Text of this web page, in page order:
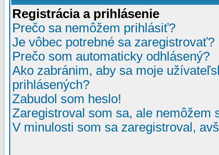
Registrácia a prihlásenie
Prečo sa nemôžem prihlásiť?
Je vôbec potrebné sa zaregistrovať?
Prečo som automaticky odhlásený?
Ako zabránim, aby sa moje
prihlásených?
Zabudol som heslo!
Zaregistroval som sa, ale nemôžem
V minulosti som sa zaregistroval,